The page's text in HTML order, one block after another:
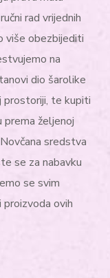
rad vrijednih
više obezbijediti
na
dio šarolike
prostoriji, te kupiti
prema željenoj
sredstva
se za nabavku
se svim
proizvoda ovih